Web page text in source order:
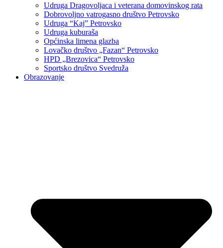
Udruga Dragovoljaca i veterana domovinskog rata
Dobrovoljno vatrogasno društvo Petrovsko
Udruga “Kaj” Petrovsko
Udruga kuburaša
Općinska limena glazba
Lovačko društvo „Fazan“ Petrovsko
HPD „Brezovica“ Petrovsko
Sportsko društvo Svedruža
Obrazovanje